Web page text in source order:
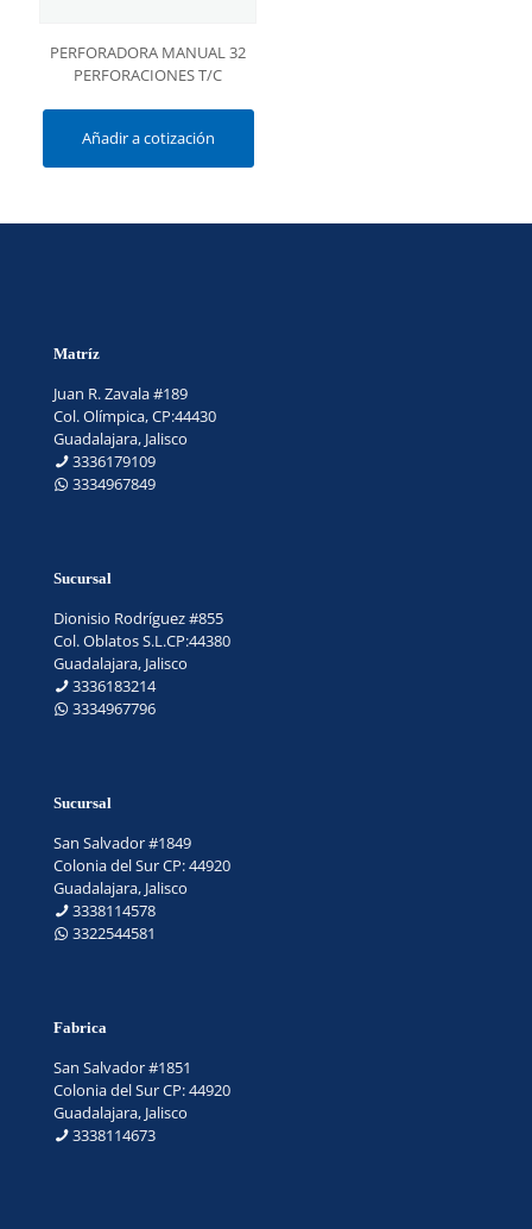
PERFORADORA MANUAL 32
PERFORACIONES T/C
Añadir a cotización
Matríz
Juan R. Zavala #189
Col. Olímpica, CP:44430
Guadalajara, Jalisco
3336179109
3334967849
Sucursal
Dionisio Rodríguez #855
Col. Oblatos S.L.CP:44380
Guadalajara, Jalisco
3336183214
3334967796
Sucursal
San Salvador #1849
Colonia del Sur CP: 44920
Guadalajara, Jalisco
3338114578
3322544581
Fabrica
San Salvador #1851
Colonia del Sur CP: 44920
Guadalajara, Jalisco
3338114673